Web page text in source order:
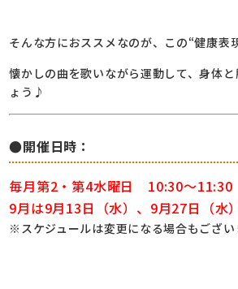
そんな方におススメなのが、この“健康表
懐かしの曲を歌いながら運動して、身体
ょう♪
●開催日時：
毎月第2・第4水曜日 10:30～11:30
9月は9月13日（水）、9月27日（水
※スケジュールは変更になる場合もござい